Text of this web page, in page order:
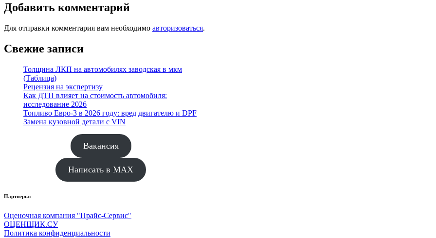
Добавить комментарий
Для отправки комментария вам необходимо авторизоваться.
Свежие записи
Толщина ЛКП на автомобилях заводская в мкм
(Таблица)
Рецензия на экспертизу
Как ДТП влияет на стоимость автомобиля:
исследование 2026
Топливо Евро-3 в 2026 году: вред двигателю и DPF
Замена кузовной детали с VIN
Вакансия
Написать в MAX
Партнеры:
Оценочная компания "Прайс-Сервис"
ОЦЕНЩИК.СУ
Политика конфиденциальности